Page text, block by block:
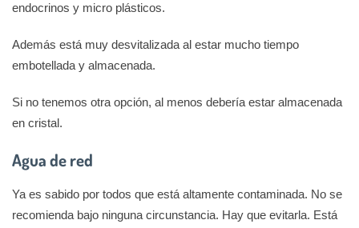
endocrinos y micro plásticos.
Además está muy desvitalizada al estar mucho tiempo
embotellada y almacenada.
Si no tenemos otra opción, al menos debería estar almacenada
en cristal.
Agua de red
Ya es sabido por todos que está altamente contaminada. No se
recomienda bajo ninguna circunstancia. Hay que evitarla. Está